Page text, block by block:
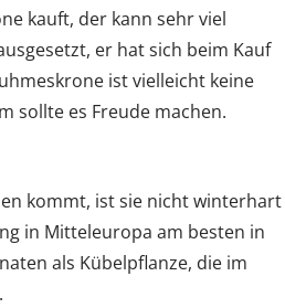
kauft, der kann sehr viel
er hat sich beim Kauf
ist vielleicht keine
sollte es Freude machen.
kommt, ist sie nicht winterhart
in Mitteleuropa am besten in
als Kübelpflanze, die im